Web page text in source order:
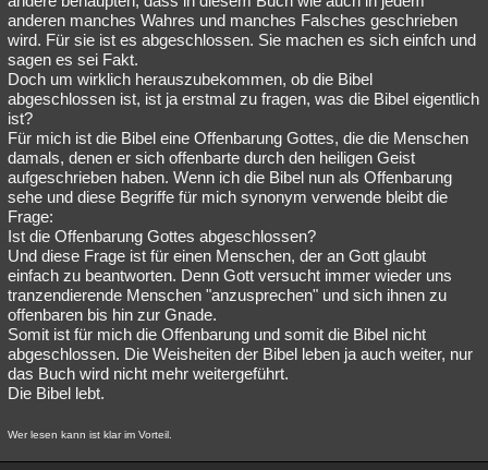
anderen manches Wahres und manches Falsches geschrieben
wird. Für sie ist es abgeschlossen. Sie machen es sich einfch und
sagen es sei Fakt.
Doch um wirklich herauszubekommen, ob die Bibel
abgeschlossen ist, ist ja erstmal zu fragen, was die Bibel eigentlich
ist?
Für mich ist die Bibel eine Offenbarung Gottes, die die Menschen
damals, denen er sich offenbarte durch den heiligen Geist
aufgeschrieben haben. Wenn ich die Bibel nun als Offenbarung
sehe und diese Begriffe für mich synonym verwende bleibt die
Frage:
Ist die Offenbarung Gottes abgeschlossen?
Und diese Frage ist für einen Menschen, der an Gott glaubt
einfach zu beantworten. Denn Gott versucht immer wieder uns
tranzendierende Menschen "anzusprechen" und sich ihnen zu
offenbaren bis hin zur Gnade.
Somit ist für mich die Offenbarung und somit die Bibel nicht
abgeschlossen. Die Weisheiten der Bibel leben ja auch weiter, nur
das Buch wird nicht mehr weitergeführt.
Die Bibel lebt.
Wer lesen kann ist klar im Vorteil.